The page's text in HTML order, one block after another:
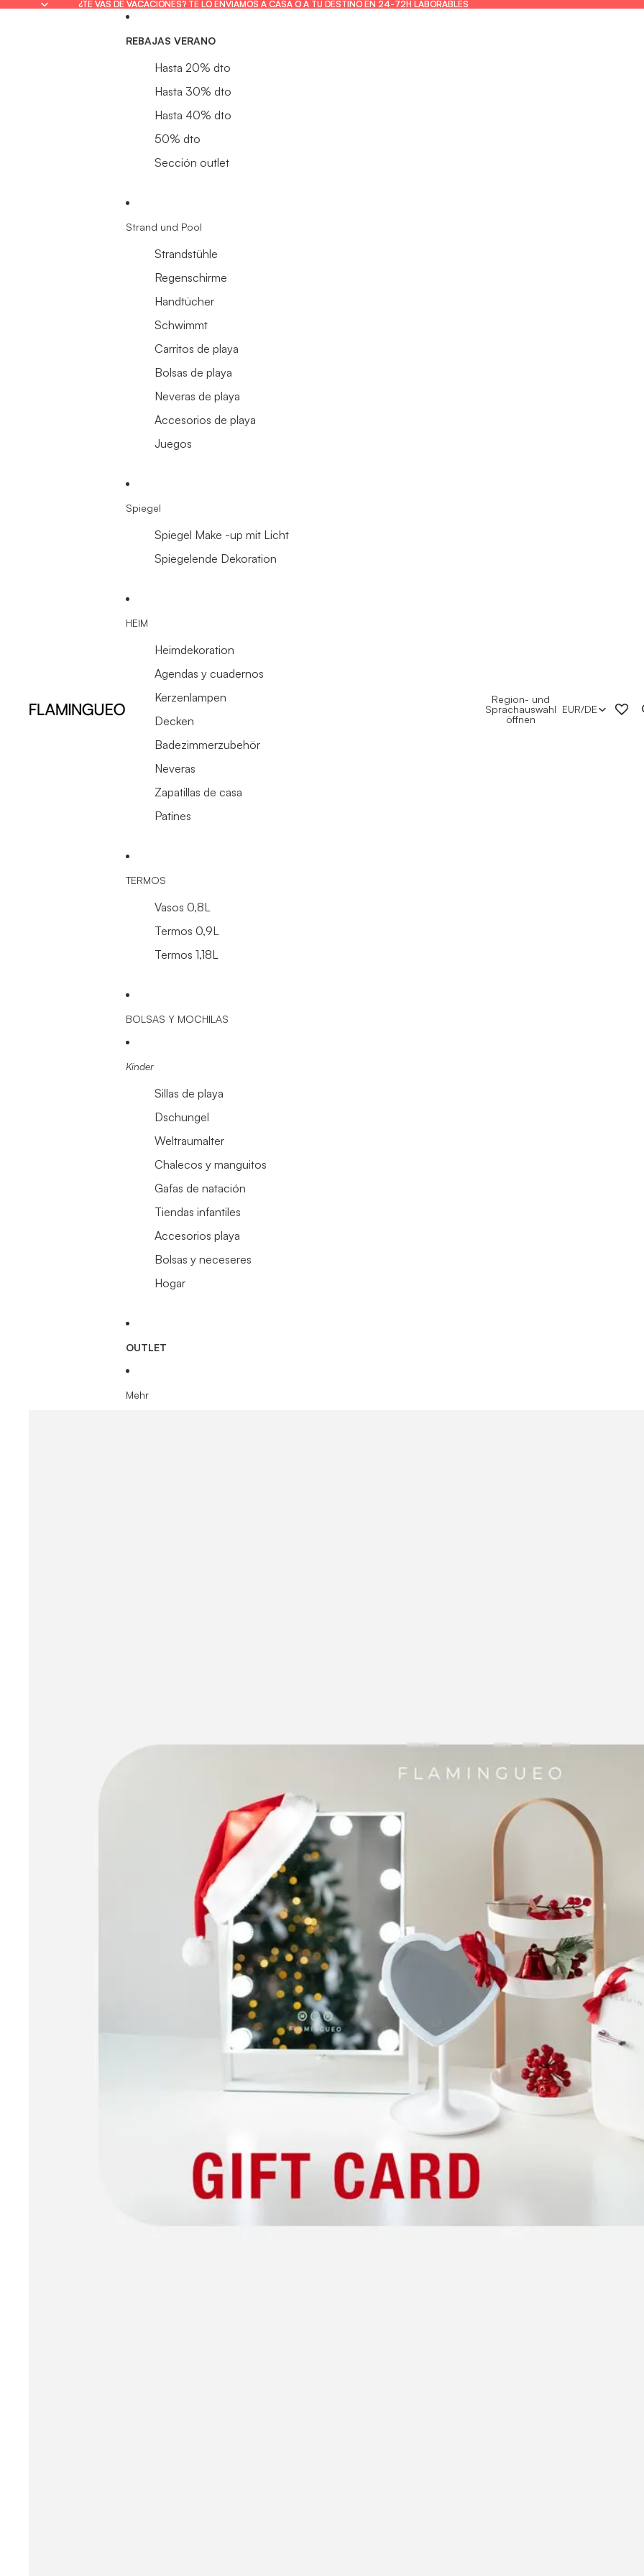
¿TE VAS DE VACACIONES? TE LO ENVIAMOS A CASA O A TU DESTINO EN 24-72H LABORABLES
¿TE VAS DE VACACIONES? TE LO ENVIAMOS A CASA O A TU DESTINO EN 24-72H LABORABLES
REBAJAS VERANO
Hasta 20% dto
Hasta 30% dto
Hasta 40% dto
50% dto
Sección outlet
Strand und Pool
Strandstühle
Regenschirme
Handtücher
Schwimmt
Carritos de playa
Bolsas de playa
Neveras de playa
Accesorios de playa
Juegos
Spiegel
Spiegel Make -up mit Licht
Spiegelende Dekoration
HEIM
Heimdekoration
Agendas y cuadernos
Kerzenlampen
Decken
Badezimmerzubehör
Neveras
Zapatillas de casa
Patines
TERMOS
Vasos 0,8L
Termos 0,9L
Termos 1,18L
BOLSAS Y MOCHILAS
Kinder
Sillas de playa
Dschungel
Weltraumalter
Chalecos y manguitos
Gafas de natación
Tiendas infantiles
Accesorios playa
Bolsas y neceseres
Hogar
OUTLET
Mehr
Region- und
Sprachauswahl
öffnen
EUR/DE